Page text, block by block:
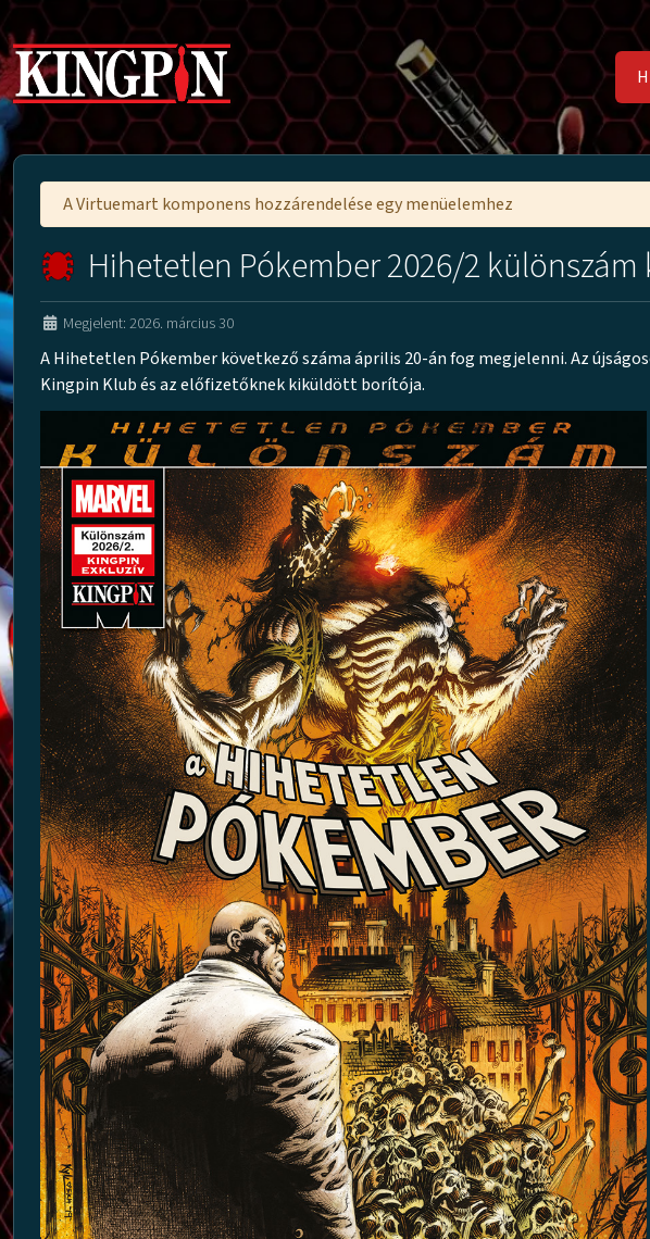
A Virtuemart komponens hozzárendelése egy menüelemhez
Hihetetlen Pókember 2026/2
Megjelent: 2026. március 30
A Hihetetlen Pókember következő száma április 20-án fog megjelenni. Az
Kingpin Klub és az előfizetőknek kiküldött borítója.